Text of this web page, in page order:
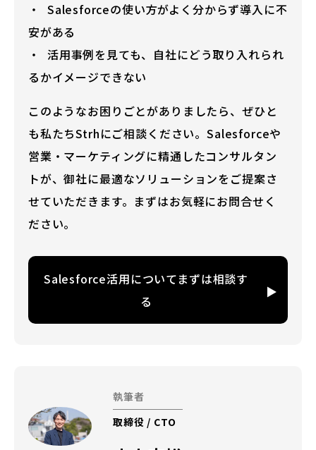
Salesforceの使い方がよく分からず導入に不
安がある
活用事例を見ても、自社にどう取り入れられ
るかイメージできない
このようなお困りごとがありましたら、ぜひと
も私たちStrhにご相談ください。Salesforceや
営業・マーケティングに精通したコンサルタン
トが、御社に最適なソリューションをご提案さ
せていただきます。まずはお気軽にお問合せく
ださい。
Salesforce活用についてまずは相談す
る
執筆者
取締役 / CTO